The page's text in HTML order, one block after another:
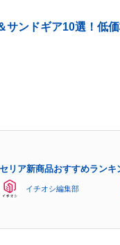
サンドギア10選！低
セリア新商品おすすめラン
イチオシ編集部